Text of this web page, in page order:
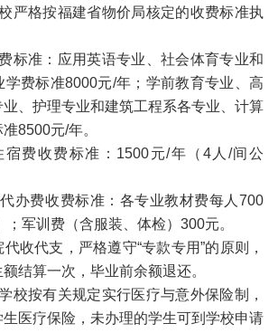
严格按福建省物价局核定的收费标准执
标准：应用英语专业、社会体育专业和
学费标准8000元/年；学前教育专业、高
、护理专业和建筑工程系各专业、计算
8500元/年。
费收费标准：1500元/年（4人/间公
办费收费标准：各专业教材费每人700
；军训费（含服装、体检）300元。
收代支，严格遵守“专款专用”的原则，
结算一次，毕业前余额退还。
校按有关规定实行医疗与意外保险制，
医疗保险，未办理的学生可到学校申请